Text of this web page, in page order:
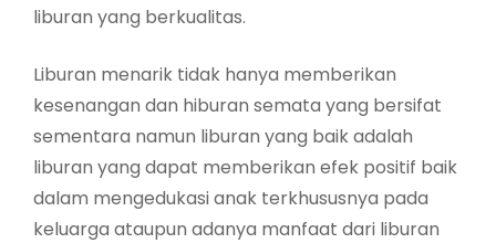
liburan yang berkualitas.
Liburan menarik tidak hanya memberikan
kesenangan dan hiburan semata yang bersifat
sementara namun liburan yang baik adalah
liburan yang dapat memberikan efek positif baik
dalam mengedukasi anak terkhususnya pada
keluarga ataupun adanya manfaat dari liburan